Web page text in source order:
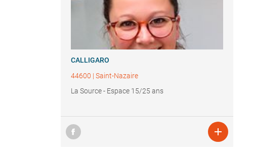
CALLIGARO
44600 | Saint-Nazaire
La Source - Espace 15/25 ans
